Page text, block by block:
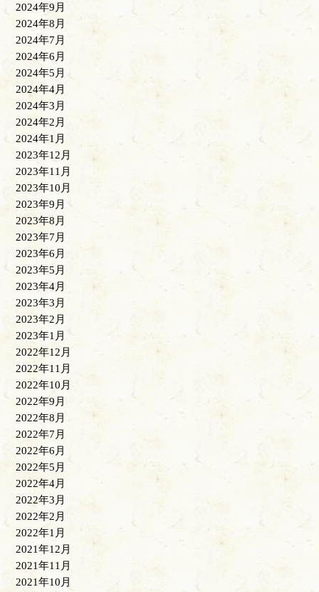
2024年9月
2024年8月
2024年7月
2024年6月
2024年5月
2024年4月
2024年3月
2024年2月
2024年1月
2023年12月
2023年11月
2023年10月
2023年9月
2023年8月
2023年7月
2023年6月
2023年5月
2023年4月
2023年3月
2023年2月
2023年1月
2022年12月
2022年11月
2022年10月
2022年9月
2022年8月
2022年7月
2022年6月
2022年5月
2022年4月
2022年3月
2022年2月
2022年1月
2021年12月
2021年11月
2021年10月